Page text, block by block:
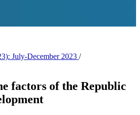
July-December 2023 /
factors of the Republic